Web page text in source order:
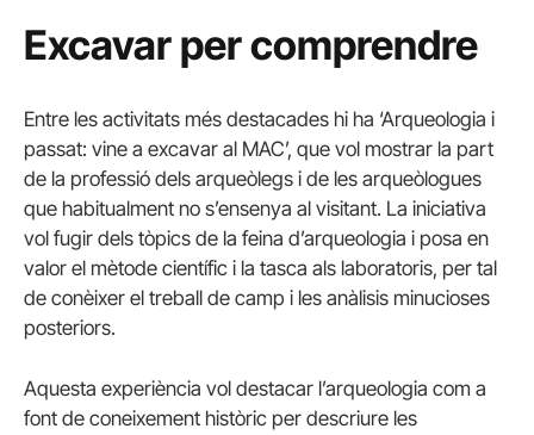
Excavar per comprendre
Entre les activitats més destacades hi ha ‘Arqueologia i
passat: vine a excavar al MAC’, que vol mostrar la part
de la professió dels arqueòlegs i de les arqueòlogues
que habitualment no s’ensenya al visitant. La iniciativa
vol fugir dels tòpics de la feina d’arqueologia i posa en
valor el mètode científic i la tasca als laboratoris, per tal
de conèixer el treball de camp i les anàlisis minucioses
posteriors.
Aquesta experiència vol destacar l’arqueologia com a
font de coneixement històric per descriure les